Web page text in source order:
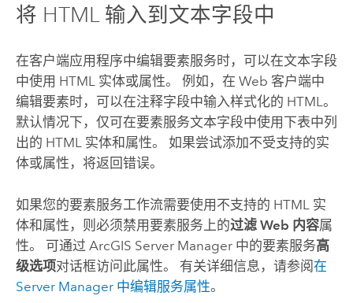
将 HTML 输入到文本字段中
在客户端应用程序中编辑要素服务时，可以在文本字段
中使用 HTML 实体或属性。 例如，在 Web 客户端中
编辑要素时，可以在注释字段中输入样式化的 HTML。
默认情况下，仅可在要素服务文本字段中使用下表中列
出的 HTML 实体和属性。 如果尝试添加不受支持的实
体或属性，将返回错误。
如果您的要素服务工作流需要使用不支持的 HTML 实
体和属性，则必须禁用要素服务上的过滤 Web 内容属
性。 可通过 ArcGIS Server Manager中的要素服务高
级选项对话框访问此属性。 有关详细信息，请参阅在
Server Manager中编辑服务属性。